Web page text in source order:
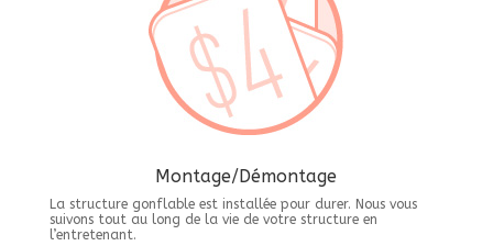
Montage/Démontage
La structure gonflable est installée pour durer. Nous vous
suivons tout au long de la vie de votre structure en
l’entretenant.